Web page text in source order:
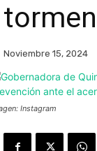
Noviembre 15, 2024
Instagram